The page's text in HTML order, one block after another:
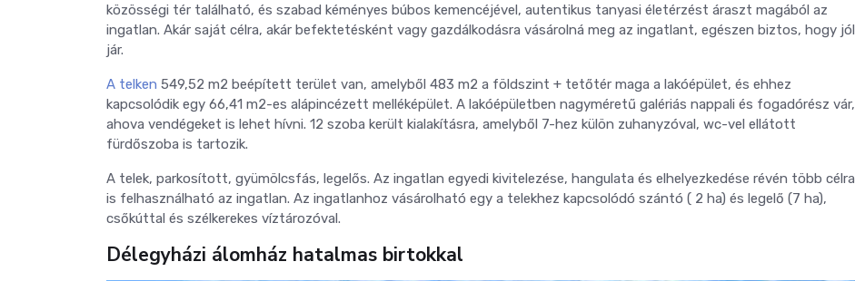
közösségi tér található, és szabad kéményes búbos kemencéjével, autentikus tanyasi életérzést áraszt magából az
ingatlan. Akár saját célra, akár befektetésként vagy gazdálkodásra vásárolná meg az ingatlant, egészen biztos, hogy jól
jár.
A telken 549,52 m2 beépített terület van, amelyből 483 m2 a földszint + tetőtér maga a lakóépület, és ehhez
kapcsolódik egy 66,41 m2-es alápincézett melléképület. A lakóépületben nagyméretű galériás nappali és fogadórész vár,
ahova vendégeket is lehet hívni. 12 szoba került kialakításra, amelyből 7-hez külön zuhanyzóval, wc-vel ellátott
fürdőszoba is tartozik.
A telek, parkosított, gyümölcsfás, legelős. Az ingatlan egyedi kivitelezése, hangulata és elhelyezkedése révén több célra
is felhasználható az ingatlan. Az ingatlanhoz vásárolható egy a telekhez kapcsolódó szántó ( 2 ha) és legelő (7 ha),
csőkúttal és szélkerekes víztározóval.
Délegyházi álomház hatalmas birtokkal